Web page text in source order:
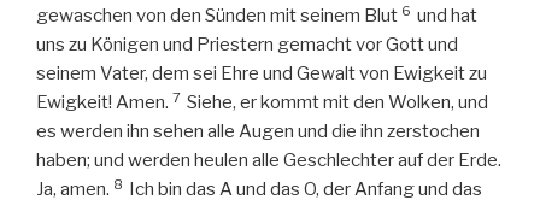
gewaschen von den Sünden mit seinem Blut 6 und hat
uns zu Königen und Priestern gemacht vor Gott und
seinem Vater, dem sei Ehre und Gewalt von Ewigkeit zu
Ewigkeit! Amen. 7 Siehe, er kommt mit den Wolken, und
es werden ihn sehen alle Augen und die ihn zerstochen
haben; und werden heulen alle Geschlechter auf der Erde.
Ja, amen. 8
Ich bin das A und das O, der Anfang und das